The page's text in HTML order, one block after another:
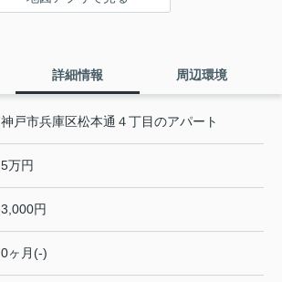
詳細情報 周辺環境
神戸市兵庫区松本通４丁目のアパート
5万円
3,000円
0ヶ月(-)